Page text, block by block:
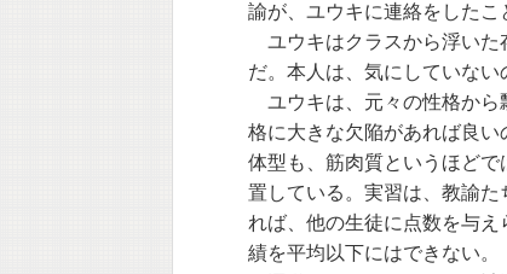
諭が、ユウキに連絡をしたこ
ユウキはクラスから浮いた
だ。本人は、気にしていない
ユウキは、元々の性格から
格に大きな欠陥があれば良い
体型も、筋肉質というほど
置している。実習は、教諭
れば、他の生徒に点数を与
績を平均以下にはできない。